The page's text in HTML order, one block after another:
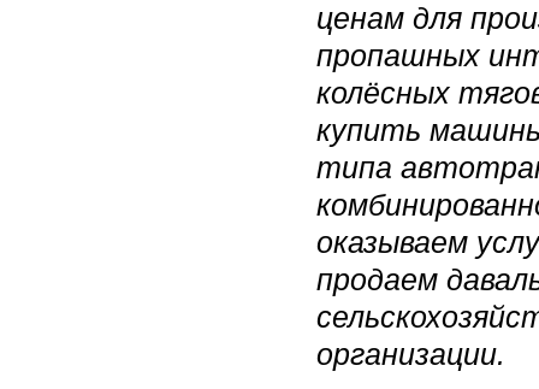
ценам для
пропашных
колёсных
купить
типа
оказываем
продаем
организации.